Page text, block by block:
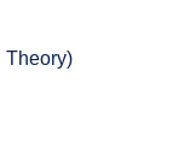
Theory)